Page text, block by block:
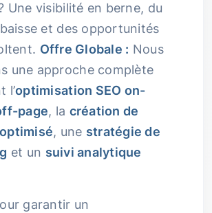
Une visibilité en berne, du
et des opportunités
Offre Globale : Nous
une approche complète
l’optimisation SEO on-
page, la création de
, une stratégie de
et un suivi analytique
garantir un